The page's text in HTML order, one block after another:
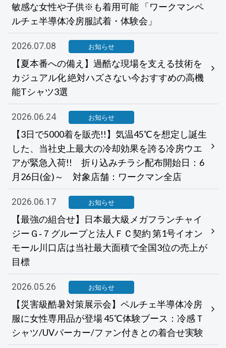
敏感な女性や子供※も着用可能 「ワークマンペ
ルチェ半導体冷房服試着・体験会」
2026.07.08 お知らせ
【夏本番への備え】過酷な現場を支える技術を
カジュアル化 絶対ハズさない今おすすめの高機
能Tシャツ3選
2026.06.24 お知らせ
【3日で5000着を販売!!】気温45℃を想定し誕生
した、当社史上最大の冷却効果を誇る冷房ウエ
アが緊急入荷!! 折り込みチラシ配布開始日：6
月26日(金)～ 対象店舗：ワークマン全店
2026.06.17 お知らせ
【最強の組合せ】日本最大級メガフランチャイ
ジーＧ‐７グループと法人ＦＣ契約 第1号イオン
モール川口店は当社最大面積で全国3位の売上が
目標
2026.05.26 お知らせ
【災害級酷暑対策展示会】ペルチェ半導体冷房
服に女性専用品が登場 45℃体験ブース：冷感Ｔ
シャツ/UVパーカー/ファン付きとの着合せ実験